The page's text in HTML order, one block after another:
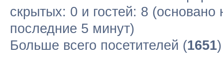
скрытых: 0 и гостей: 8 (основано
последние 5 минут)
Больше всего посетителей (1651